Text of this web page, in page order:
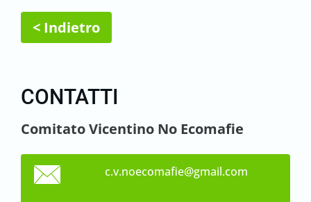
< Indietro
CONTATTI
Comitato Vicentino No Ecomafie
c.v.noecomafie@gmail.com